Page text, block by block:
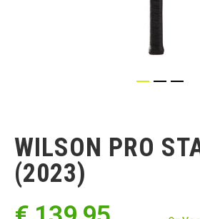
begin
van
de
afbeeldingen-
WILSON PRO
(2023)